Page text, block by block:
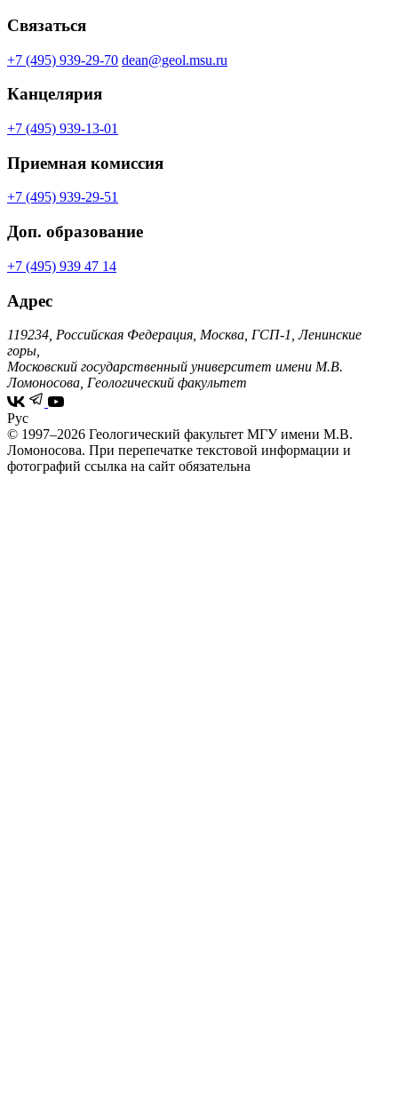
Связаться
+7 (495) 939-29-70 dean@geol.msu.ru
Канцелярия
+7 (495) 939-13-01
Приемная комиссия
+7 (495) 939-29-51
Доп. образование
+7 (495) 939 47 14
Адрес
119234, Российская Федерация, Москва, ГСП-1, Ленинские
горы,
Московский государственный университет имени М.В.
Ломоносова, Геологический факультет
Рус
© 1997–2026 Геологический факультет МГУ имени М.В.
Ломоносова. При перепечатке текстовой информации и
фотографий ссылка на сайт обязательна